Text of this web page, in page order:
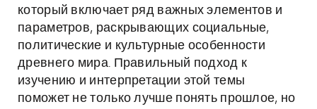
который включает ряд важных элементов и
параметров, раскрывающих социальные,
политические и культурные особенности
древнего мира. Правильный подход к
изучению и интерпретации этой темы
поможет не только лучше понять прошлое, но